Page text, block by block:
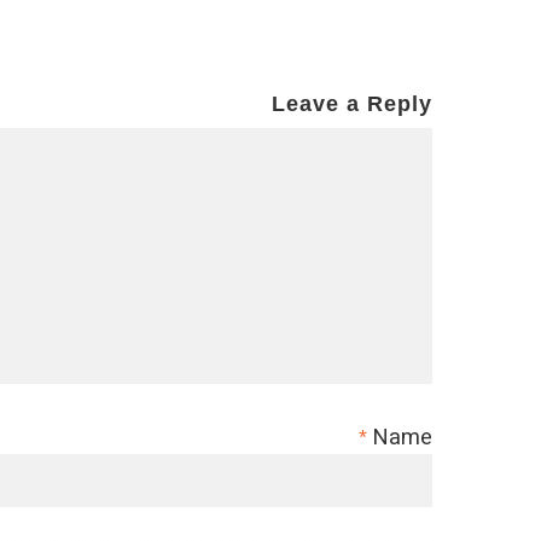
Leave a Reply
Name
*